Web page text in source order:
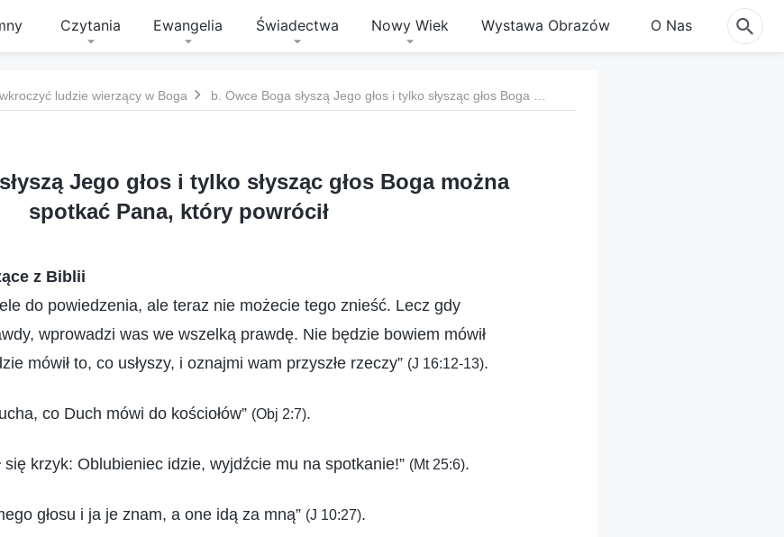
Czytania Ewangelia Świadectwa Nowy Wiek Wystawa Obrazów O Nas
ludzie wierzący w Boga
Jego głos i tylko słysząc głos Boga można
spotkać Pana, który powrócił
z Biblii
do powiedzenia, ale teraz nie możecie tego znieść. Lecz gdy
wprowadzi was we wszelką prawdę. Nie będzie bowiem mówił
mówił to, co usłyszy, i oznajmi wam przyszłe rzeczy” (J 16:12-13).
co Duch mówi do kościołów” (Obj 2:7).
się krzyk: Oblubieniec idzie, wyjdźcie mu na spotkanie!” (Mt 25:6).
głosu i ja je znam, a one idą za mną” (J 10:27).